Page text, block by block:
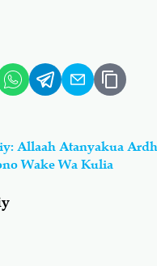
Hadiyth
Manhaj
Allaah Atanyakua
Wake Wa Kulia